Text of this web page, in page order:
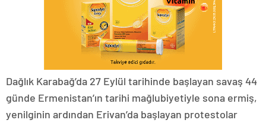
Dağlık Karabağ’da 27 Eylül tarihinde başlayan savaş 44
günde Ermenistan’ın tarihi mağlubiyetiyle sona ermiş,
yenilginin ardından Erivan’da başlayan protestolar